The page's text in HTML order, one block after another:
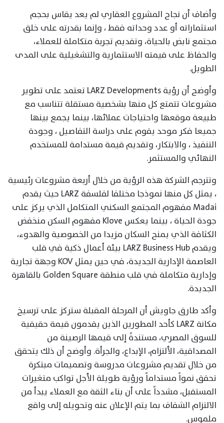
وأضاف أن نجاح المشروع العقاري لم يعد يقاس بحجم
استثماراته أو عدد وحداته فقط ، وإنما بقدرته على خلق
مجتمع نابض بالحياة، وتقديم تجربة متكاملة للعملاء،
والحفاظ على قيمته الاستثمارية والتشغيلية على المدى
الطويل.
وأوضح أن رؤية LARZ Developments تعتمد على تطوير
مشروعات تتمتع كل منها بشخصية مستقلة تتناسب مع
طبيعة موقعها واحتياجات عملائها، بينما يجمع بينها
جميعا فكر موحد يقوم على دراسة التفاصيل ، وجودة
التنفيذ ، والابتكار، وتقديم قيمة مستدامة للمستخدم
النهائي والمستثمر.
وتترجم الشركة هذه الرؤية من خلال أربعة مشروعات رئيسية
، يمثل كل منها نموذجا مختلفا لفلسفة LARZ حيث يقدم
Madai مفهوم المجتمع السكني المتكامل الذي يركز على
جودة الحياة ، بينما يعكس Klove مفهوم السكن منخفض
الكثافة الذي يمنح السكان مزيدا من الخصوصية والهدوء،
ويقدم LARZ Business Hub بيئة أعمال ذكية في قلب
العاصمة الإدارية الجديدة، في حين يمثل KOV وجهة تجارية
وإدارية متكاملة في قلب منطقة Golden Square بالقاهرة
الجديدة.
وأكد طارق جاويش أن المرحلة المقبلة ستركز على ترسيخ
مكانة LARZ كأحد المطورين الذين يقدمون قيمة حقيقية
للسوق المصري، مستندةً إلى قيمها الرصينة من
المصداقية، الألتزام، الإبداع، والجرأة. وأوضح أن ذلك يتحقق
من خلال تقديم مشروعات مدروسة وتصميمات مبتكرة
تحقق نمواً مستداماً ورؤية طويلة الأجل تواكب متغيرات
المستقبل، مشدداً على أن بناء الثقة مع العملاء يبدأ من
الالتزام الشفاف بما يتم الإعلان عنه وتحويله إلى واقع
ملموس.